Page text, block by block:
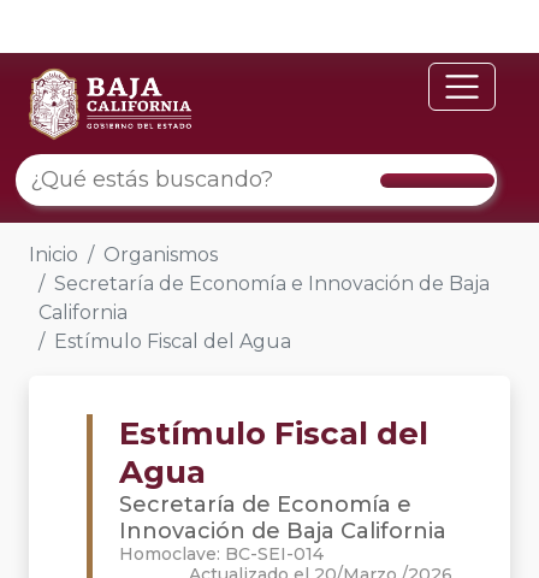
Inicio
Organismos
Secretaría de Economía e Innovación de Baja
California
Estímulo Fiscal del Agua
Estímulo Fiscal del
Agua
Secretaría de Economía e
Innovación de Baja California
Homoclave: BC-SEI-014